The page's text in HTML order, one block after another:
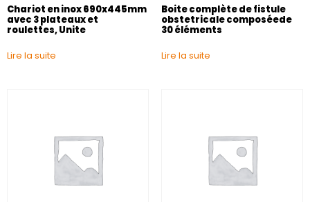
Chariot en inox 690x445mm
avec 3 plateaux et
roulettes, Unite
Lire la suite
Boite complète de fistule
obstetricale composéede
30 éléments
Lire la suite